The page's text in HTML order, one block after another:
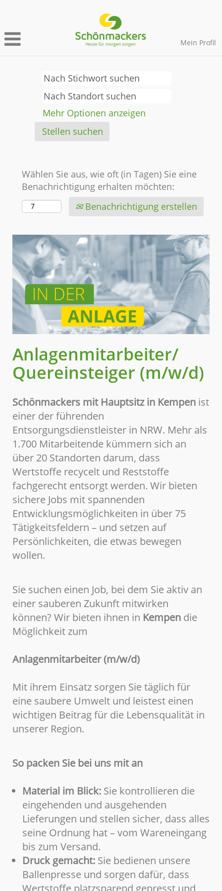
Mein Profil
Mehr Optionen anzeigen
Wählen Sie aus, wie oft (in Tagen) Sie eine
Benachrichtigung erhalten möchten:
Benachrichtigung erstellen
Anlagenmitarbeiter/
Quereinsteiger (m/w/d)
Schönmackers mit Hauptsitz in Kempen ist
einer der führenden
Entsorgungsdienstleister in NRW. Mehr als
1.700 Mitarbeitende kümmern sich an
über 20 Standorten darum, dass
Wertstoffe recycelt und Reststoffe
fachgerecht entsorgt werden. Wir bieten
sichere Jobs mit spannenden
Entwicklungsmöglichkeiten in über 75
Tätigkeitsfeldern – und setzen auf
Persönlichkeiten, die etwas bewegen
wollen.
Sie suchen einen Job, bei dem Sie aktiv an
einer sauberen Zukunft mitwirken
können? Wir bieten ihnen in Kempen die
Möglichkeit zum
Anlagenmitarbeiter (m/w/d)
Mit ihrem Einsatz sorgen Sie täglich für
eine saubere Umwelt und leistest einen
wichtigen Beitrag für die Lebensqualität in
unserer Region.
So packen Sie bei uns mit an
Material im Blick: Sie kontrollieren die
eingehenden und ausgehenden
Lieferungen und stellen sicher, dass alles
seine Ordnung hat – vom Wareneingang
bis zum Versand.
Druck gemacht: Sie bedienen unsere
Ballenpresse und sorgen dafür, dass
Wertstoffe platzsparend gepresst und